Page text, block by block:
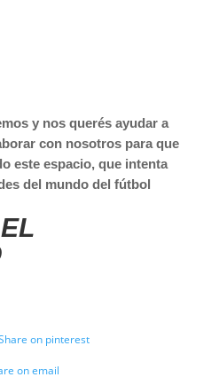
y nos querés ayudar a
con nosotros para que
este espacio, que intenta
del mundo del fútbol